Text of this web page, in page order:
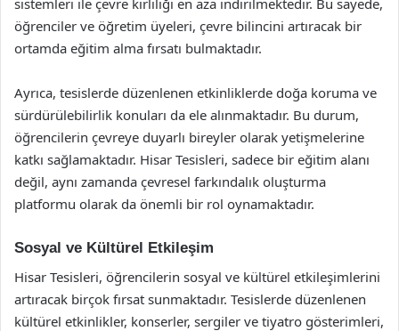
sistemleri ile çevre kirliliği en aza indirilmektedir. Bu sayede,
öğrenciler ve öğretim üyeleri, çevre bilincini artıracak bir
ortamda eğitim alma fırsatı bulmaktadır.
Ayrıca, tesislerde düzenlenen etkinliklerde doğa koruma ve
sürdürülebilirlik konuları da ele alınmaktadır. Bu durum,
öğrencilerin çevreye duyarlı bireyler olarak yetişmelerine
katkı sağlamaktadır. Hisar Tesisleri, sadece bir eğitim alanı
değil, aynı zamanda çevresel farkındalık oluşturma
platformu olarak da önemli bir rol oynamaktadır.
Sosyal ve Kültürel Etkileşim
Hisar Tesisleri, öğrencilerin sosyal ve kültürel etkileşimlerini
artıracak birçok fırsat sunmaktadır. Tesislerde düzenlenen
kültürel etkinlikler, konserler, sergiler ve tiyatro gösterimleri,